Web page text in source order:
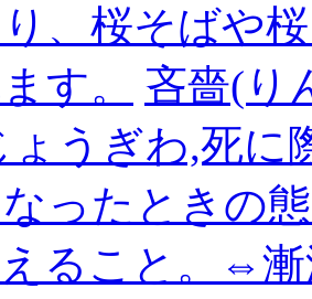
、桜そばや
す。
吝嗇(り
ょうぎわ,死に
ったときの
ること。⇔